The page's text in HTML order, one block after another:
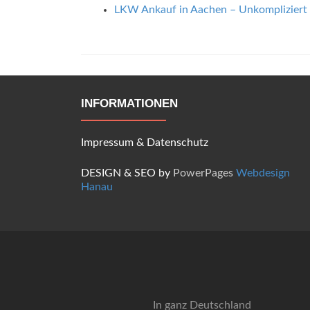
LKW Ankauf in Aachen –
INFORMATIONEN
Impressum & Datenschutz
DESIGN & SEO by PowerPages Webdesign
Hanau
In ganz Deutschland